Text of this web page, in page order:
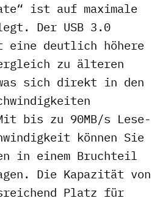
ist auf maximale
Der USB 3.0
eine deutlich höhere
zu älteren
sich direkt in den
bis zu 90MB/s Lese-
können Sie
in einem Bruchteil
Die Kapazität von
Platz für